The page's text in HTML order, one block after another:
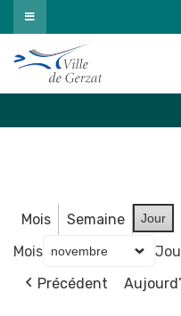
Passer
au
contenu
Mois Semaine Jour
Mois
Précédent